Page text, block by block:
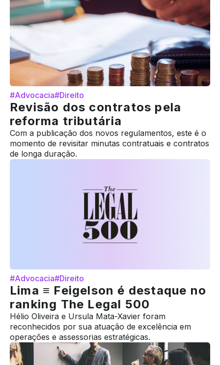
#Advocacia#Direito
Revisão dos contratos pela
reforma tributária
Com a publicação dos novos regulamentos, este é o
momento de revisitar minutas contratuais e contratos
de longa duração.
#Advocacia#Direito
Lima ≡ Feigelson é destaque no
ranking The Legal 500
Hélio Oliveira e Ursula Mata-Xavier foram
reconhecidos por sua atuação de excelência em
operações e assessorias estratégicas.